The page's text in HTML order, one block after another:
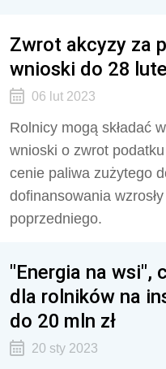
Zwrot akcyzy za
wnioski do 28
06 lut 2023
Rolnicy mogą składać
wnioski o zwrot
cenie paliwa zużytego
dofinansowania
poprzedniego.
"Energia na wsi",
dla rolników na
do 20 mln zł
20 sty 2023